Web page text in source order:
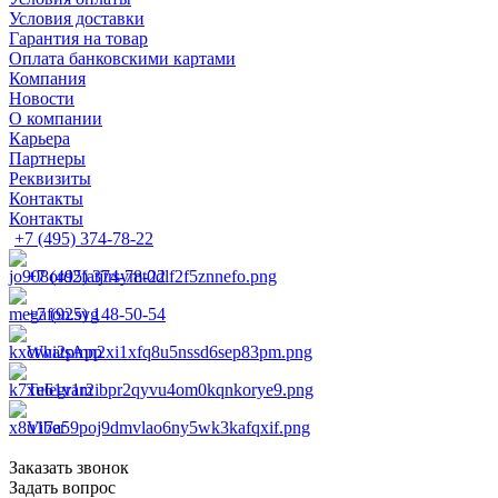
Условия доставки
Гарантия на товар
Оплата банковскими картами
Компания
Новости
О компании
Карьера
Партнеры
Реквизиты
Контакты
Контакты
+7 (495) 374-78-22
+7 (495) 374-78-22
+7 (925) 148-50-54
WhatsApp
Telegram
Viber
Заказать звонок
Задать вопрос